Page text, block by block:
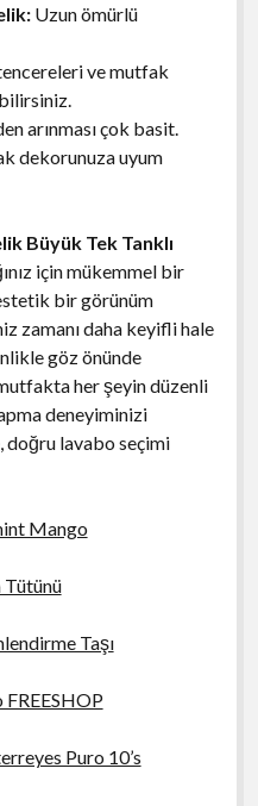
Uzun ömürlü
ve mutfak
arınması çok basit.
dekorunuza uyum
Büyük Tek Tanklı
için mükemmel bir
bir görünüm
zamanı daha keyifli hale
göz önünde
her şeyin düzenli
deneyiminizi
doğru lavabo seçimi
Mango
Tütünü
Taşı
Puro 10’s